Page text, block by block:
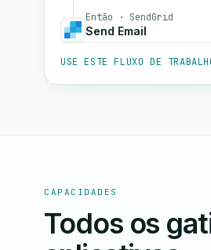
Então · SendGrid
Send Email
USE ESTE FLUXO DE
CAPACIDADES
Todos os